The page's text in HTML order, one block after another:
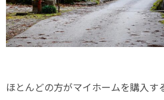
ほとんどの方がマイホームを購入す